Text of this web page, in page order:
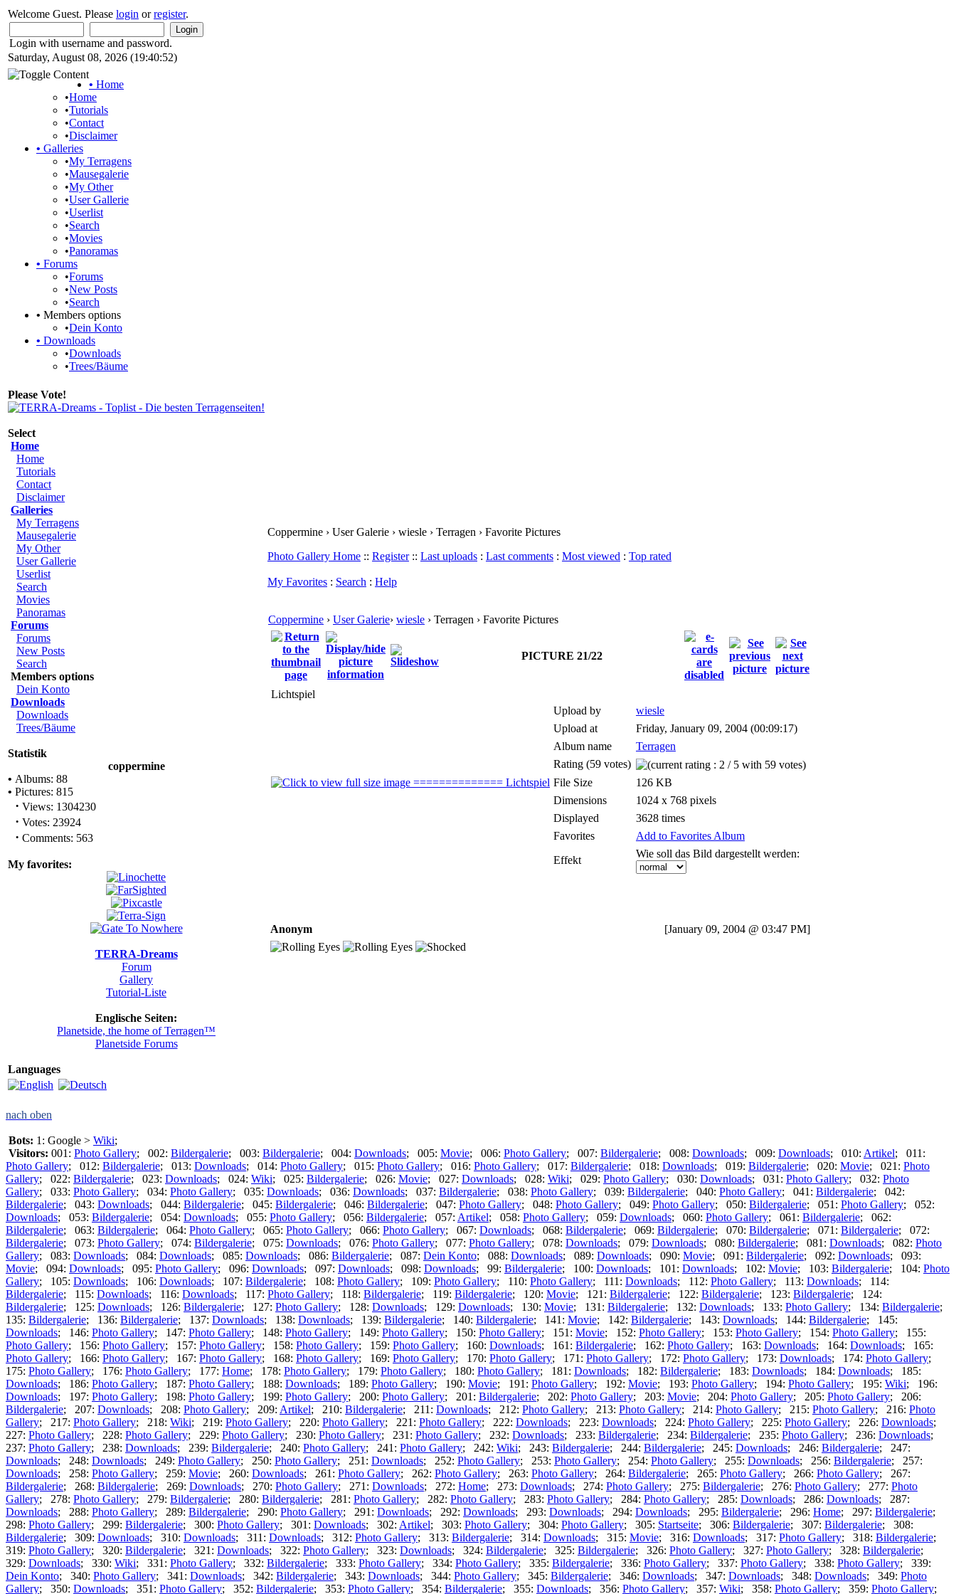
Welcome Guest. Please login orregister.
Login with username and password.
Saturday, August 08, 2026 (19:40:52)
• Home
•Home
•Tutorials
•Contact
•Disclaimer
• Galleries
•My Terragens
•Mausegalerie
•My Other
•User Gallerie
•Userlist
•Search
•Movies
•Panoramas
• Forums
•Forums
•New Posts
•Search
• Members options
•Dein Konto
• Downloads
•Downloads
•Trees/Bäume
Please Vote!
Select
Home
Home
Tutorials
Contact
Disclaimer
Galleries
My Terragens
Mausegalerie
My Other
User Gallerie
Userlist
Search
Movies
Panoramas
Forums
Forums
New Posts
Search
Members options
Dein Konto
Downloads
Downloads
Trees/Bäume
Statistik
coppermine
• Albums: 88
• Pictures: 815
· Views: 1304230
· Votes: 23924
· Comments: 563
My favorites:
TERRA-Dreams
Forum
Gallery
Tutorial-Liste
Englische Seiten:
Planetside, the home of Terragen™
Planetside Forums
Languages
Coppermine › User Galerie › wiesle › Terragen › Favorite Pictures
Photo Gallery Home :: Register:: Last uploads : Last comments : Most viewed : Top rated
My Favorites : Search : Help
Coppermine › User Galerie› wiesle › Terragen › Favorite Pictures
PICTURE 21/22
Lichtspiel
Upload by
wiesle
Upload at
Friday, January 09, 2004 (00:09:17)
Album name
Terragen
Rating (59 votes)
File Size
126 KB
Dimensions
1024 x 768 pixels
Displayed
3628 times
Favorites
Add to Favorites Album
Effekt
Wie soll das Bild dargestellt werden:
Anonym [January 09, 2004 @ 03:47 PM]
nach oben
Bots: 1: Google > Wiki;
Visitors: 001: Photo Gallery; 002: Bildergalerie; 003: Bildergalerie; 004: Downloads; 005: Movie; 006: Photo Gallery; 007: Bildergalerie; 008: Downloads; 009: Downloads; 010: Artikel; 011:
Photo Gallery; 012: Bildergalerie; 013: Downloads; 014: Photo Gallery; 015: Photo Gallery; 016: Photo Gallery; 017: Bildergalerie; 018: Downloads; 019: Bildergalerie; 020: Movie; 021: Photo
Gallery; 022: Bildergalerie; 023: Downloads; 024: Wiki; 025: Bildergalerie; 026: Movie; 027: Downloads; 028: Wiki; 029: Photo Gallery; 030: Downloads; 031: Photo Gallery; 032: Photo
Gallery; 033: Photo Gallery; 034: Photo Gallery; 035: Downloads; 036: Downloads; 037: Bildergalerie; 038: Photo Gallery; 039: Bildergalerie; 040: Photo Gallery; 041: Bildergalerie; 042:
Bildergalerie; 043: Downloads; 044: Bildergalerie; 045: Bildergalerie; 046: Bildergalerie; 047: Photo Gallery; 048: Photo Gallery; 049: Photo Gallery; 050: Bildergalerie; 051: Photo Gallery; 052:
Downloads; 053: Bildergalerie; 054: Downloads; 055: Photo Gallery; 056: Bildergalerie; 057: Artikel; 058: Photo Gallery; 059: Downloads; 060: Photo Gallery; 061: Bildergalerie; 062:
Bildergalerie; 063: Bildergalerie; 064: Photo Gallery; 065: Photo Gallery; 066: Photo Gallery; 067: Downloads; 068: Bildergalerie; 069: Bildergalerie; 070: Bildergalerie; 071: Bildergalerie; 072:
Bildergalerie; 073: Photo Gallery; 074: Bildergalerie; 075: Downloads; 076: Photo Gallery; 077: Photo Gallery; 078: Downloads; 079: Downloads; 080: Bildergalerie; 081: Downloads; 082: Photo
Gallery; 083: Downloads; 084: Downloads; 085: Downloads; 086: Bildergalerie; 087: Dein Konto; 088: Downloads; 089: Downloads; 090: Movie; 091: Bildergalerie; 092: Downloads; 093:
Movie; 094: Downloads; 095: Photo Gallery; 096: Downloads; 097: Downloads; 098: Downloads; 99: Bildergalerie; 100: Downloads; 101: Downloads; 102: Movie; 103: Bildergalerie; 104: Photo
Gallery; 105: Downloads; 106: Downloads; 107: Bildergalerie; 108: Photo Gallery; 109: Photo Gallery; 110: Photo Gallery; 111: Downloads; 112: Photo Gallery; 113: Downloads; 114:
Bildergalerie; 115: Downloads; 116: Downloads; 117: Photo Gallery; 118: Bildergalerie; 119: Bildergalerie; 120: Movie; 121: Bildergalerie; 122: Bildergalerie; 123: Bildergalerie; 124:
Bildergalerie; 125: Downloads; 126: Bildergalerie; 127: Photo Gallery; 128: Downloads; 129: Downloads; 130: Movie; 131: Bildergalerie; 132: Downloads; 133: Photo Gallery; 134: Bildergalerie;
135: Bildergalerie; 136: Bildergalerie; 137: Downloads; 138: Downloads; 139: Bildergalerie; 140: Bildergalerie; 141: Movie; 142: Bildergalerie; 143: Downloads; 144: Bildergalerie; 145:
Downloads; 146: Photo Gallery; 147: Photo Gallery; 148: Photo Gallery; 149: Photo Gallery; 150: Photo Gallery; 151: Movie; 152: Photo Gallery; 153: Photo Gallery; 154: Photo Gallery; 155:
Photo Gallery; 156: Photo Gallery; 157: Photo Gallery; 158: Photo Gallery; 159: Photo Gallery; 160: Downloads; 161: Bildergalerie; 162: Photo Gallery; 163: Downloads; 164: Downloads; 165:
Photo Gallery; 166: Photo Gallery; 167: Photo Gallery; 168: Photo Gallery; 169: Photo Gallery; 170: Photo Gallery; 171: Photo Gallery; 172: Photo Gallery; 173: Downloads; 174: Photo Gallery;
175: Photo Gallery; 176: Photo Gallery; 177: Home; 178: Photo Gallery; 179: Photo Gallery; 180: Photo Gallery; 181: Downloads; 182: Bildergalerie; 183: Downloads; 184: Downloads; 185:
Downloads; 186: Photo Gallery; 187: Photo Gallery; 188: Downloads; 189: Photo Gallery; 190: Movie; 191: Photo Gallery; 192: Movie; 193: Photo Gallery; 194: Photo Gallery; 195: Wiki; 196:
Downloads; 197: Photo Gallery; 198: Photo Gallery; 199: Photo Gallery; 200: Photo Gallery; 201: Bildergalerie; 202: Photo Gallery; 203: Movie; 204: Photo Gallery; 205: Photo Gallery; 206:
Bildergalerie; 207: Downloads; 208: Photo Gallery; 209: Artikel; 210: Bildergalerie; 211: Downloads; 212: Photo Gallery; 213: Photo Gallery; 214: Photo Gallery; 215: Photo Gallery; 216: Photo
Gallery; 217: Photo Gallery; 218: Wiki; 219: Photo Gallery; 220: Photo Gallery; 221: Photo Gallery; 222: Downloads; 223: Downloads; 224: Photo Gallery; 225: Photo Gallery; 226: Downloads;
227: Photo Gallery; 228: Photo Gallery; 229: Photo Gallery; 230: Photo Gallery; 231: Photo Gallery; 232: Downloads; 233: Bildergalerie; 234: Bildergalerie; 235: Photo Gallery; 236: Downloads;
237: Photo Gallery; 238: Downloads; 239: Bildergalerie; 240: Photo Gallery; 241: Photo Gallery; 242: Wiki; 243: Bildergalerie; 244: Bildergalerie; 245: Downloads; 246: Bildergalerie; 247:
Downloads; 248: Downloads; 249: Photo Gallery; 250: Photo Gallery; 251: Downloads; 252: Photo Gallery; 253: Photo Gallery; 254: Photo Gallery; 255: Downloads; 256: Bildergalerie; 257:
Downloads; 258: Photo Gallery; 259: Movie; 260: Downloads; 261: Photo Gallery; 262: Photo Gallery; 263: Photo Gallery; 264: Bildergalerie; 265: Photo Gallery; 266: Photo Gallery; 267:
Bildergalerie; 268: Bildergalerie; 269: Downloads; 270: Photo Gallery; 271: Downloads; 272: Home; 273: Downloads; 274: Photo Gallery; 275: Bildergalerie; 276: Photo Gallery; 277: Photo
Gallery; 278: Photo Gallery; 279: Bildergalerie; 280: Bildergalerie; 281: Photo Gallery; 282: Photo Gallery; 283: Photo Gallery; 284: Photo Gallery; 285: Downloads; 286: Downloads; 287:
Downloads; 288: Photo Gallery; 289: Bildergalerie; 290: Photo Gallery; 291: Downloads; 292: Downloads; 293: Downloads; 294: Downloads; 295: Bildergalerie; 296: Home; 297: Bildergalerie;
298: Photo Gallery; 299: Bildergalerie; 300: Photo Gallery; 301: Downloads; 302: Artikel; 303: Photo Gallery; 304: Photo Gallery; 305: Startseite; 306: Bildergalerie; 307: Bildergalerie; 308:
Bildergalerie; 309: Downloads; 310: Downloads; 311: Downloads; 312: Photo Gallery; 313: Bildergalerie; 314: Downloads; 315: Movie; 316: Downloads; 317: Photo Gallery; 318: Bildergalerie;
319: Photo Gallery; 320: Bildergalerie; 321: Downloads; 322: Photo Gallery; 323: Downloads; 324: Bildergalerie; 325: Bildergalerie; 326: Photo Gallery; 327: Photo Gallery; 328: Bildergalerie;
329: Downloads; 330: Wiki; 331: Photo Gallery; 332: Bildergalerie; 333: Photo Gallery; 334: Photo Gallery; 335: Bildergalerie; 336: Photo Gallery; 337: Photo Gallery; 338: Photo Gallery; 339:
Dein Konto; 340: Photo Gallery; 341: Downloads; 342: Bildergalerie; 343: Downloads; 344: Photo Gallery; 345: Bildergalerie; 346: Downloads; 347: Downloads; 348: Downloads; 349: Photo
Gallery; 350: Downloads; 351: Photo Gallery; 352: Bildergalerie; 353: Photo Gallery; 354: Bildergalerie; 355: Downloads; 356: Photo Gallery; 357: Wiki; 358: Photo Gallery; 359: Photo Gallery;